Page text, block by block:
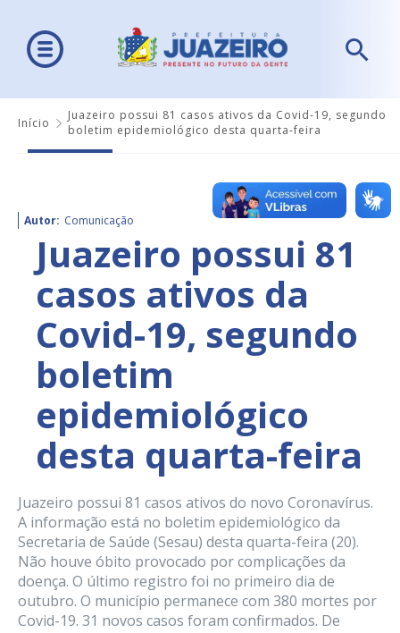
Início
Juazeiro possui 81 casos ativos da Covid-19, segundo
boletim epidemiológico desta quarta-feira
Autor: Comunicação
Juazeiro possui 81
casos ativos da
Covid-19, segundo
boletim
epidemiológico
desta quarta-feira
Juazeiro possui 81 casos ativos do novo Coronavírus.
A informação está no boletim epidemiológico da
Secretaria de Saúde (Sesau) desta quarta-feira (20).
Não houve óbito provocado por complicações da
doença. O último registro foi no primeiro dia de
outubro. O município permanece com 380 mortes por
Covid-19. 31 novos casos foram confirmados. De